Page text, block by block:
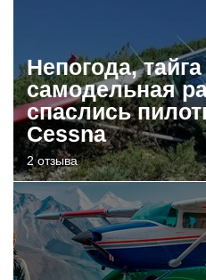
Непогода,
самодельная
спаслись
Cessna
2 отзыва